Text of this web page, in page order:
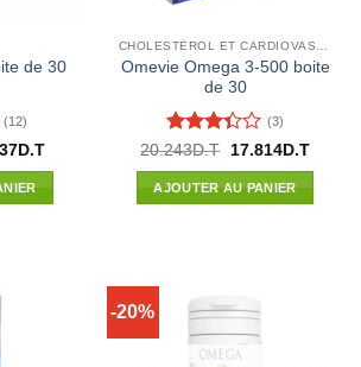
de 30
(12)
:
D.TLe
Omevie Omega 3-500 boite
de 30
Note
3.33
sur 5
(3)
20.243D.T
Le
initial
était :
17.814D.TLe
AJOUTER AU PANIER
-20%